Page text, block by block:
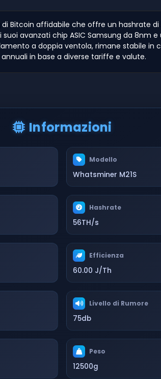
di Bitcoin affidabile che offre un hashrate
avanzati chip ASIC Samsung da 8nm
a doppia ventola, rimane stabile in
in base a diverse tariffe e valute.
Informazioni
Modello
Whatsminer M21S
Hashrate
56TH/s
Efficienza
60.00 J/Th
Livello di Rumore
75db
Peso
12500g